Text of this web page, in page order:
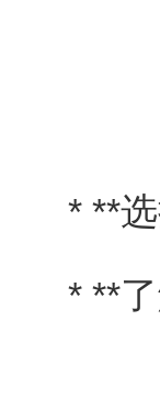
* **
* **